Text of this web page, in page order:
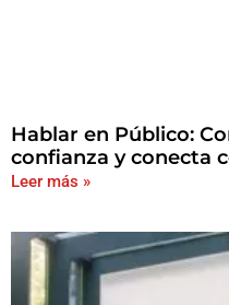
Hablar en Público:
confianza y conecta
Leer más »